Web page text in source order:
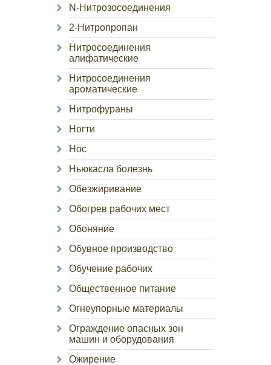
N-Нитрозосоединения
2-Нитропропан
Нитросоединения
алифатические
Нитросоединения
ароматические
Нитрофураны
Ногти
Нос
Ньюкасла болезнь
Обезжиривание
Обогрев рабочих мест
Обоняние
Обувное производство
Обучение рабочих
Общественное питание
Огнеупорные материалы
Ограждение опасных зон
машин и оборудования
Ожирение